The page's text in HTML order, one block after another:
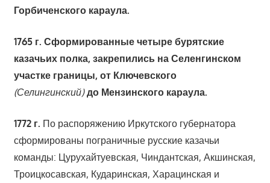
Горбиченского караула.
1765 г. Сформированные четыре бурятские
казачьих полка, закрепились на Селенгинском
участке границы, от Ключевского
(Селингинский)до Мензинского караула.
1772 г. По распоряжению Иркутского губернатора
сформированы пограничные русские казачьи
команды: Цурухайтуевская, Чиндантская, Акшинская,
Троицкосавская, Кударинская, Харацинская и